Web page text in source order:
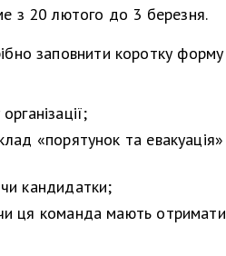
з 20 лютого до 3 березня.
заповнити коротку форму
«порятунок та евакуація»
кандидатки;
ця команда мають отримати